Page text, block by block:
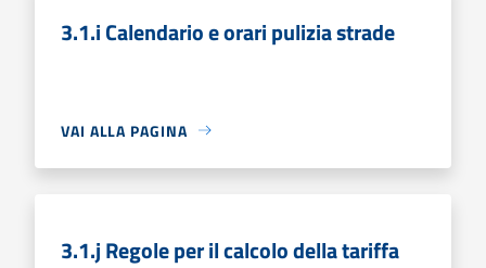
3.1.i Calendario e orari pulizia strade
VAI ALLA PAGINA
3.1.j Regole per il calcolo della tariffa